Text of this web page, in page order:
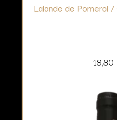
Lalande de Pomerol
18,80